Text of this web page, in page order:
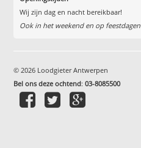
Wij zijn dag en nacht bereikbaar!
Ook in het weekend en op feestdagen
© 2026 Loodgieter Antwerpen
Bel ons deze ochtend:03-8085500